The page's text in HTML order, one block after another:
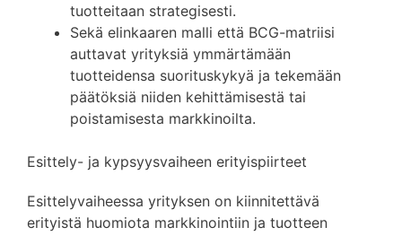
tuotteitaan strategisesti.
Sekä elinkaaren malli että BCG-matriisi
auttavat yrityksiä ymmärtämään
tuotteidensa suorituskykyä ja tekemään
päätöksiä niiden kehittämisestä tai
poistamisesta markkinoilta.
Esittely- ja kypsyysvaiheen erityispiirteet
Esittelyvaiheessa yrityksen on kiinnitettävä
erityistä huomiota markkinointiin ja tuotteen